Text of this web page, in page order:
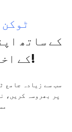
900+
کے اختیارات کو وسعت دیں!
سب سے زیادہ جامع